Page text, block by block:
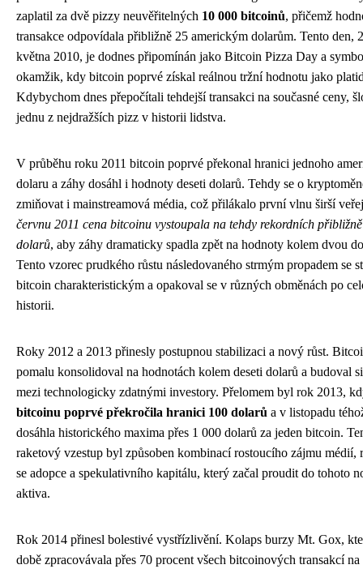
zaplatil za dvě pizzy neuvěřitelných 10 000 bitcoinů, přičemž
transakce odpovídala přibližně 25 americkým dolarům. Tento den,
května 2010, je dodnes připomínán jako Bitcoin Pizza Day a
okamžik, kdy bitcoin poprvé získal reálnou tržní hodnotu jako
Kdybychom dnes přepočítali tehdejší transakci na současné ceny,
jednu z nejdražších pizz v historii lidstva.
V průběhu roku 2011 bitcoin poprvé překonal hranici jednoho
dolaru a záhy dosáhl i hodnoty deseti dolarů. Tehdy se o
zmiňovat i mainstreamová média, což přilákalo první vlnu širší
červnu 2011 cena bitcoinu vystoupala na tehdy rekordních
dolarů, aby záhy dramaticky spadla zpět na hodnoty kolem dvou
Tento vzorec prudkého růstu následovaného strmým propadem se
bitcoin charakteristickým a opakoval se v různých obměnách po
historii.
Roky 2012 a 2013 přinesly postupnou stabilizaci a nový růst.
pomalu konsolidoval na hodnotách kolem deseti dolarů a budoval
mezi technologicky zdatnými investory. Přelomem byl rok 2013,
bitcoinu poprvé překročila hranici 100 dolarů a v listopadu
dosáhla historického maxima přes 1 000 dolarů za jeden bitcoin.
raketový vzestup byl způsoben kombinací rostoucího zájmu médií,
se adopce a spekulativního kapitálu, který začal proudit do tohoto
aktiva.
Rok 2014 přinesl bolestivé vystřízlivění. Kolaps burzy Mt. Gox,
době zpracovávala přes 70 procent všech bitcoinových transakcí na